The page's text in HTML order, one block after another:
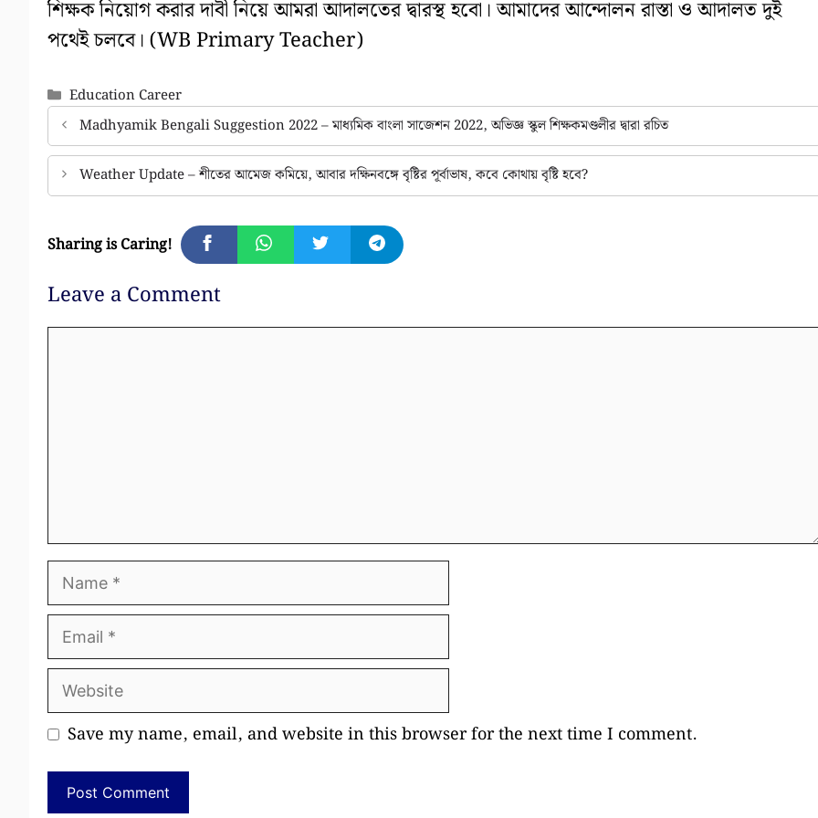
শিক্ষক নিয়োগ করার দাবী নিয়ে আমরা আদালতের দ্বারস্থ হবো। আমাদের আন্দোলন রাস্তা ও আদালত দুই
পথেই চলবে। (WB Primary Teacher)
Categories
Education Career
Madhyamik Bengali Suggestion 2022 – মাধ্যমিক বাংলা সাজেশন 2022, অভিজ্ঞ স্কুল শিক্ষকমণ্ডলীর দ্বারা রচিত
Weather Update – শীতের আমেজ কমিয়ে, আবার দক্ষিনবঙ্গে বৃষ্টির পূর্বাভাষ, কবে কোথায় বৃষ্টি হবে?
Sharing is Caring!
Leave a Comment
Name
Email
Website
Save my name, email, and website in this browser for the next time I comment.